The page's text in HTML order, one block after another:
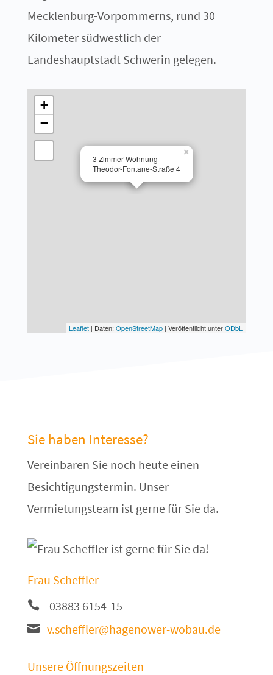
Mecklenburg-Vorpommerns, rund 30
Kilometer südwestlich der
Landeshauptstadt Schwerin gelegen.
3 Zimmer Wohnung
Theodor-Fontane-Straße 4
×
+
−
Leaflet | Daten:OpenStreetMap | Veröffentlicht unterODbL
Sie haben Interesse?
Vereinbaren Sie noch heute einen
Besichtigungstermin. Unser
Vermietungsteam ist gerne für Sie da.
Frau Scheffler
03883 6154-15
v.scheffler@hagenower-wobau.de
Unsere Öffnungszeiten